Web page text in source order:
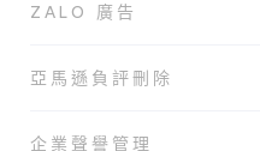
ZALO 廣告
亞馬遜負評刪除
企業聲譽管理